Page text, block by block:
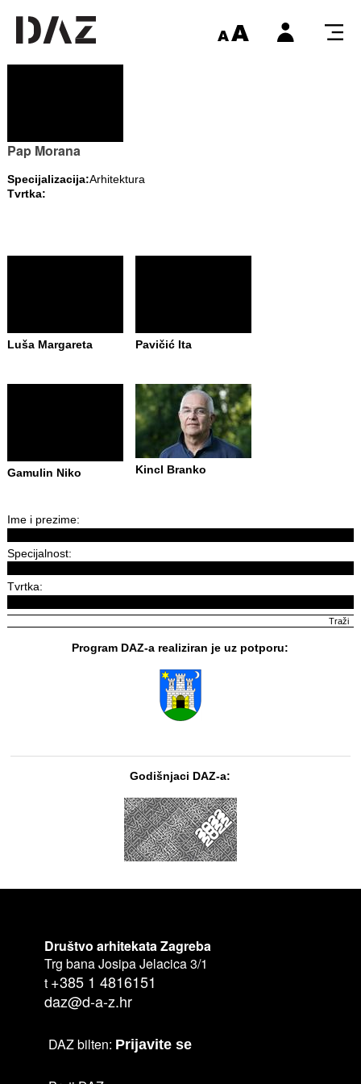
Pap Morana
Specijalizacija:Arhitektura
Tvrtka:
Luša Margareta Pavičić Ita
Gamulin Niko Kincl Branko
Ime i prezime:
Specijalnost:
Tvrtka:
Program DAZ-a realiziran je uz potporu:
Godišnjaci DAZ-a:
Društvo arhitekata Zagreba
Trg bana Josipa Jelacica 3/1
t +385 1 4816151
daz@d-a-z.hr
DAZ bilten: Prijavite se